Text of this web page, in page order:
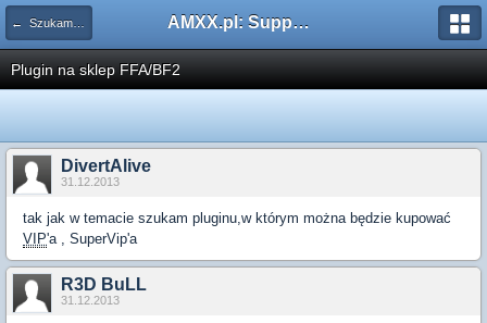
← Szukam pluginu AMXX.pl: Support AMX Mod X i SourceMod
Plugin na sklep FFA/BF2
DivertAlive
31.12.2013
tak jak w temacie szukam pluginu,w którym można będzie kupować
VIP'a , SuperVip'a
R3D BuLL
31.12.2013